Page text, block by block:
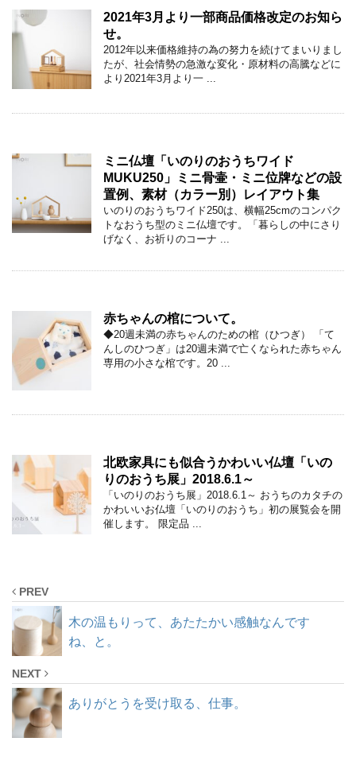
2021年3月より一部商品価格改定のお知ら
せ。
2012年以来価格維持の為の努力を続けてまいりまし
たが、社会情勢の急激な変化・原材料の高騰などに
より2021年3月より一 ...
ミニ仏壇「いのりのおうちワイド
MUKU250」ミニ骨壷・ミニ位牌などの設
置例、素材（カラー別）レイアウト集
いのりのおうちワイド250は、横幅25cmのコンパク
トなおうち型のミニ仏壇です。「暮らしの中にさり
げなく、お祈りのコーナ ...
赤ちゃんの棺について。
◆20週未満の赤ちゃんのための棺（ひつぎ） 「て
んしのひつぎ」は20週未満で亡くなられた赤ちゃん
専用の小さな棺です。20 ...
北欧家具にも似合うかわいい仏壇「いの
りのおうち展」2018.6.1～
「いのりのおうち展」2018.6.1～ おうちのカタチの
かわいいお仏壇「いのりのおうち」初の展覧会を開
催します。 限定品 ...
PREV
木の温もりって、あたたかい感触なんです
ね、と。
NEXT
ありがとうを受け取る、仕事。